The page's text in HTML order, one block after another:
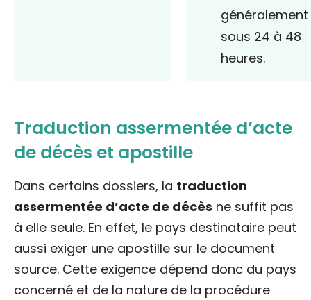
généralement
sous 24 à 48
heures.
Traduction assermentée d’acte
de décès et apostille
Dans certains dossiers, la traduction
assermentée d’acte de décès ne suffit pas
à elle seule. En effet, le pays destinataire peut
aussi exiger une apostille sur le document
source. Cette exigence dépend donc du pays
concerné et de la nature de la procédure